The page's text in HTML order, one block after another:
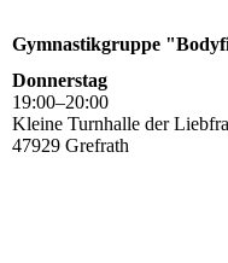
Gymnastikgruppe
Donnerstag
19:00–20:00
Kleine Turnhalle der
47929 Grefrath